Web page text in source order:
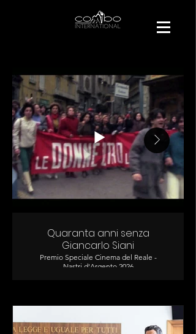
Quaranta anni senza
Giancarlo Siani
Premio Speciale Cinema del Reale -
Nastri d'Argento 2026